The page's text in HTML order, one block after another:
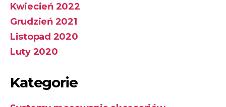
Kwiecień 2022
Grudzień 2021
Listopad 2020
Luty 2020
Kategorie